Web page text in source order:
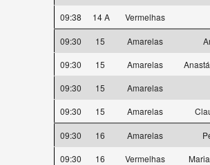
09:38
14 A Vermelhas
09:30 15 Amarelas
09:30
15 Amarelas
09:30
15
Amarelas
09:30
15 Amarelas
09:30 16 Amarelas
09:30
16 Vermelhas